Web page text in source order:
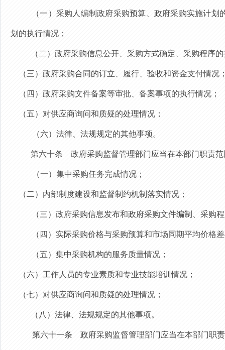
（一） 采购人编制政府采购预算、政府采购实施计划
划的执行情况；
（二）政府采购信息公开、采购方式确定、采购程序
（三）政府采购合同的订立、履行、验收和资金支付情况
（四）政府采购文件备案等审批、备案事项的执行情况；
（五）对供应商询问和质疑的处理情况；
（六）法律、法规规定的其他事项。
第六十条 政府采购监督管理部门应当在本部门职责
（一）集中采购任务完成情况；
（二）内部制度建设和监督制约机制落实情况；
（三）政府采购信息发布和政府采购文件编制、采购
（四）实际采购价格与采购预算和市场同期平均价格
（五）集中采购机构的服务质量情况；
（六）工作人员的专业素质和专业技能培训情况；
（七）对供应商询问和质疑的处理情况；
（八）法律、法规规定的其他事项。
第六十一条 政府采购监督管理部门应当在本部门职